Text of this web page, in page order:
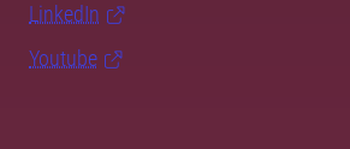
LinkedIn
Youtube